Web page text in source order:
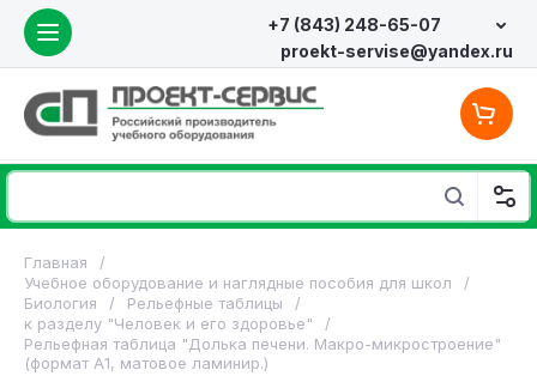
+7 (843) 248-65-07
proekt-servise@yandex.ru
Главная
/
Учебное оборудование и наглядные пособия для школ
/
Биология
/ Рельефные таблицы
/
к разделу "Человек и его здоровье"
/
Рельефная таблица "Долька печени. Макро-микростроение"
(формат А1, матовое ламинир.)